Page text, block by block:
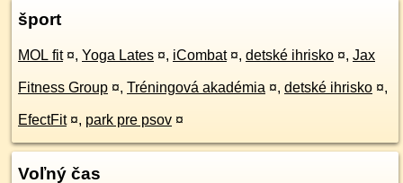
šport
MOL fit ¤, Yoga Lates ¤, iCombat ¤, detské ihrisko ¤, Jax
Fitness Group ¤, Tréningová akadémia ¤, detské ihrisko ¤,
EfectFit ¤, park pre psov ¤
Voľný čas